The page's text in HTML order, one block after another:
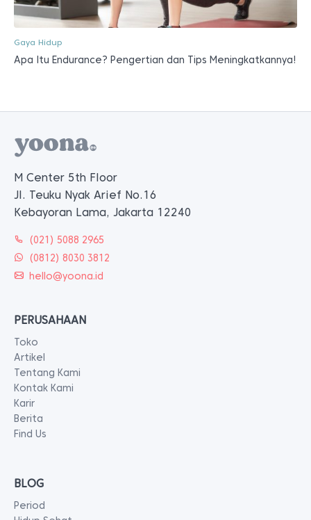
Gaya Hidup
Apa Itu Endurance? Pengertian dan Tips Meningkatkannya!
M Center 5th Floor
Jl. Teuku Nyak Arief No.16
Kebayoran Lama, Jakarta 12240
(021) 5088 2965
(0812) 8030 3812
hello@yoona.id
PERUSAHAAN
Toko
Artikel
Tentang Kami
Kontak Kami
Karir
Berita
Find Us
BLOG
Period